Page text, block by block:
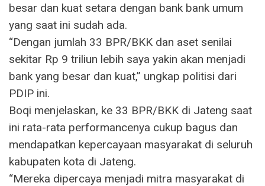
besar dan kuat setara dengan bank bank umum
yang saat ini sudah ada.
“Dengan jumlah 33 BPR/BKK dan aset senilai
sekitar Rp 9 triliun lebih saya yakin akan menjadi
bank yang besar dan kuat,” ungkap politisi dari
PDIP ini.
Boqi menjelaskan, ke 33 BPR/BKK di Jateng saat
ini rata-rata performancenya cukup bagus dan
mendapatkan kepercayaan masyarakat di seluruh
kabupaten kota di Jateng.
“Mereka dipercaya menjadi mitra masyarakat di